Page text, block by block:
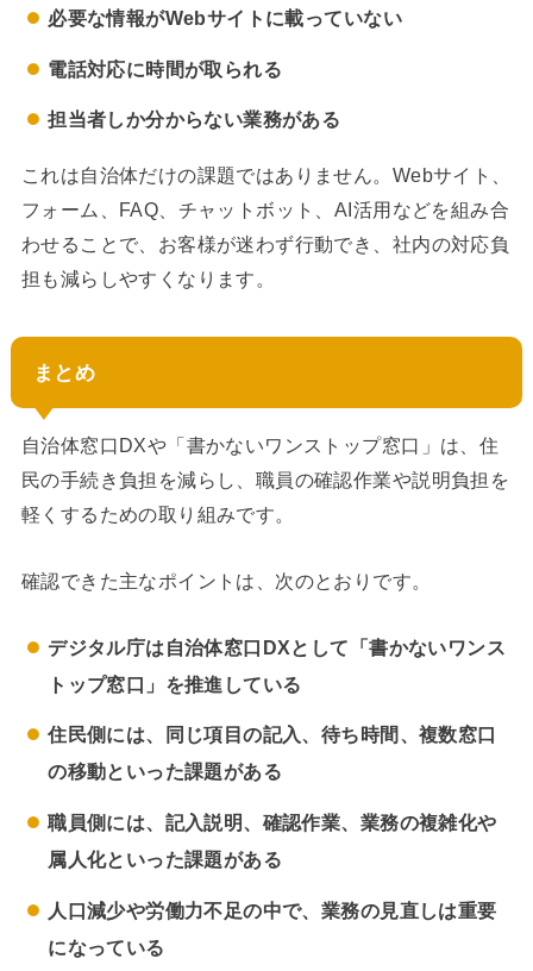
必要な情報がWebサイトに載っていない
電話対応に時間が取られる
担当者しか分からない業務がある
これは自治体だけの課題ではありません。Webサイト、
フォーム、FAQ、チャットボット、AI活用などを組み合
わせることで、お客様が迷わず行動でき、社内の対応負
担も減らしやすくなります。
まとめ
自治体窓口DXや「書かないワンストップ窓口」は、住
民の手続き負担を減らし、職員の確認作業や説明負担を
軽くするための取り組みです。
確認できた主なポイントは、次のとおりです。
デジタル庁は自治体窓口DXとして「書かないワンス
トップ窓口」を推進している
住民側には、同じ項目の記入、待ち時間、複数窓口
の移動といった課題がある
職員側には、記入説明、確認作業、業務の複雑化や
属人化といった課題がある
人口減少や労働力不足の中で、業務の見直しは重要
になっている